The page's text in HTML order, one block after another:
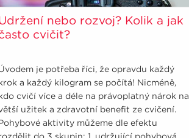
nebo rozvoj? Kolik a jak
cvičit?
je potřeba říci, že opravdu každý
a každý kilogram se počítá! Nicméně,
cvičí více a déle na právoplatný nárok na
užitek a zdravotní benefit ze cvičení.
aktivity můžeme dle efektu